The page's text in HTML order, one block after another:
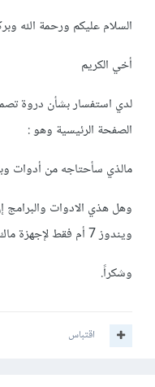
السلام عليكم ورحمة الله
أخي الكريم
لدي استفسار بشأن دروة
الصفحة الرئيسية وهو :
مالذي سأحتاجه من أدوات
وهل هذي الادوات
ويندوز 7 أم فقط لإجهزة ماك ؟
وشكراً.
اقتباس